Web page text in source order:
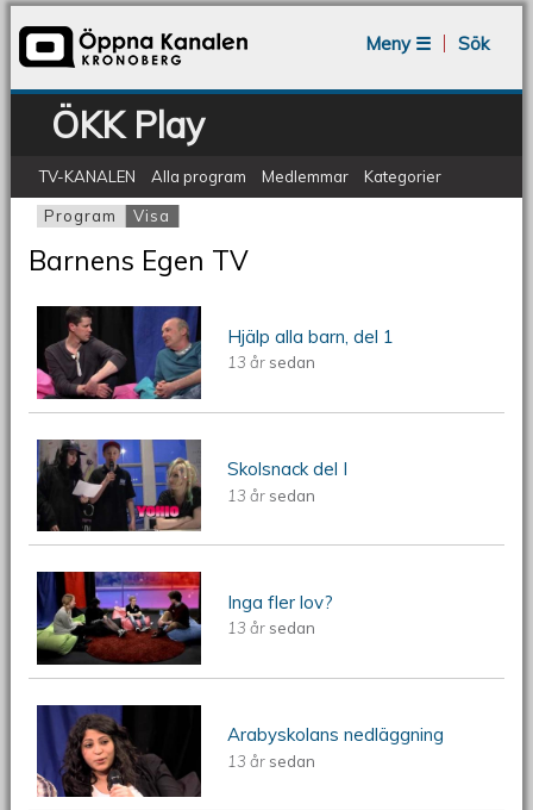
Meny ☰
Sök
ÖKK Play
TV-KANALEN Alla program Medlemmar Kategorier
Primära flikar
Program Visa
Barnens Egen TV
ÖKV Play: Barnens Egen TV - Hjälp
alla barn, del I
Hjälp alla barn, del 1
13 år sedan
ÖKV Play: Barnens Egen TV -
Skolsnack del I
Skolsnack del I
13 år sedan
ÖKV Play: Barnens Egen TV - Inga fler
lov?
Inga fler lov?
13 år sedan
ÖKV Play: Barnens Egen TV -
Arabyskolans nedläggning
Arabyskolans nedläggning
13 år sedan